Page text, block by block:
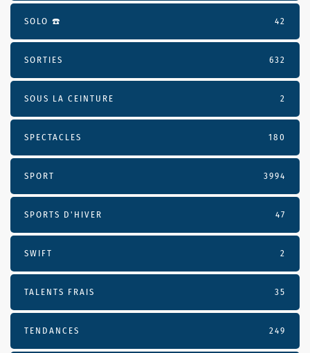
SOLO ☎️ 42
SORTIES 632
SOUS LA CEINTURE 2
SPECTACLES 180
SPORT 3994
SPORTS D'HIVER 47
SWIFT 2
TALENTS FRAIS 35
TENDANCES 249